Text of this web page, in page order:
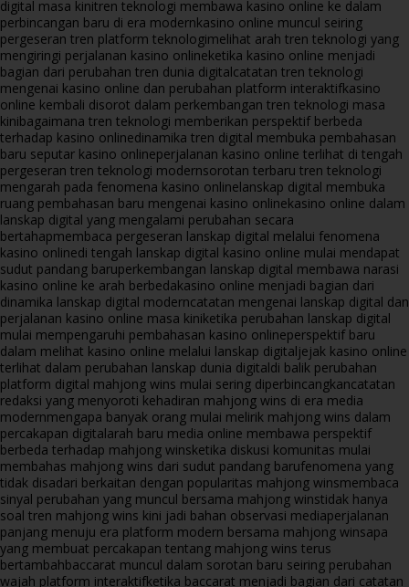
digital masa kinitren teknologi membawa kasino online ke dalam
perbincangan baru di era modernkasino online muncul seiring
pergeseran tren platform teknologimelihat arah tren teknologi yang
mengiringi perjalanan kasino onlineketika kasino online menjadi
bagian dari perubahan tren dunia digitalcatatan tren teknologi
mengenai kasino online dan perubahan platform interaktifkasino
online kembali disorot dalam perkembangan tren teknologi masa
kinibagaimana tren teknologi memberikan perspektif berbeda
terhadap kasino onlinedinamika tren digital membuka pembahasan
baru seputar kasino onlineperjalanan kasino online terlihat di tengah
pergeseran tren teknologi modernsorotan terbaru tren teknologi
mengarah pada fenomena kasino onlinelanskap digital membuka
ruang pembahasan baru mengenai kasino onlinekasino online dalam
lanskap digital yang mengalami perubahan secara
bertahapmembaca pergeseran lanskap digital melalui fenomena
kasino onlinedi tengah lanskap digital kasino online mulai mendapat
sudut pandang baruperkembangan lanskap digital membawa narasi
kasino online ke arah berbedakasino online menjadi bagian dari
dinamika lanskap digital moderncatatan mengenai lanskap digital dan
perjalanan kasino online masa kiniketika perubahan lanskap digital
mulai mempengaruhi pembahasan kasino onlineperspektif baru
dalam melihat kasino online melalui lanskap digitaljejak kasino online
terlihat dalam perubahan lanskap dunia digitaldi balik perubahan
platform digital mahjong wins mulai sering diperbincangkancatatan
redaksi yang menyoroti kehadiran mahjong wins di era media
modernmengapa banyak orang mulai melirik mahjong wins dalam
percakapan digitalarah baru media online membawa perspektif
berbeda terhadap mahjong winsketika diskusi komunitas mulai
membahas mahjong wins dari sudut pandang barufenomena yang
tidak disadari berkaitan dengan popularitas mahjong winsmembaca
sinyal perubahan yang muncul bersama mahjong winstidak hanya
soal tren mahjong wins kini jadi bahan observasi mediaperjalanan
panjang menuju era platform modern bersama mahjong winsapa
yang membuat percakapan tentang mahjong wins terus
bertambahbaccarat muncul dalam sorotan baru seiring perubahan
wajah platform interaktifketika baccarat menjadi bagian dari catatan